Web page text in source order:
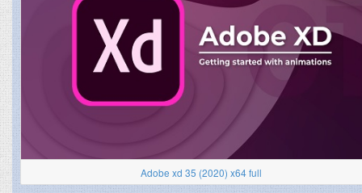
Adobe xd 35 (2020) x64 full